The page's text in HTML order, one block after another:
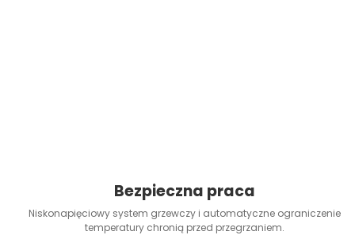
Bezpieczna praca
Niskonapięciowy system grzewczy i automatyczne ograniczenie
temperatury chronią przed przegrzaniem.